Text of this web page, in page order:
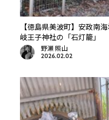
【徳島県美波町】安政南
岐王子神社の「石灯籠」
野瀬 照山
2026.02.02